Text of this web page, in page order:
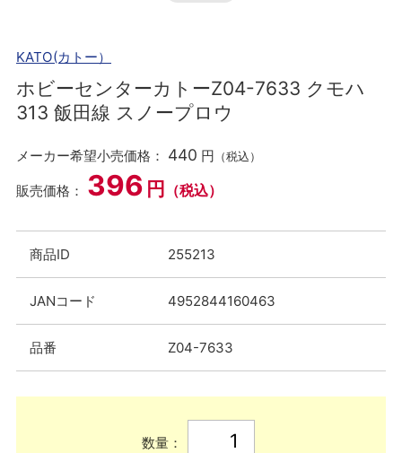
KATO(カトー）
ホビーセンターカトーZ04-7633 クモハ
313 飯田線 スノープロウ
メーカー希望小売価格： 440 円 （税込）
販売価格： 396 円 （税込）
商品ID 255213
JANコード 4952844160463
品番 Z04-7633
数量：